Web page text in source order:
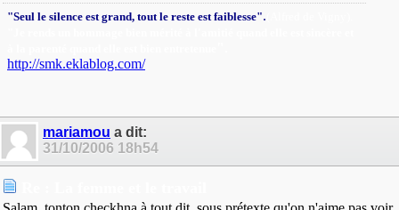
"Seul le silence est grand, tout le reste est faiblesse".
http://smk.eklablog.com/
mariamou a dit:
31/10/2006 18h54